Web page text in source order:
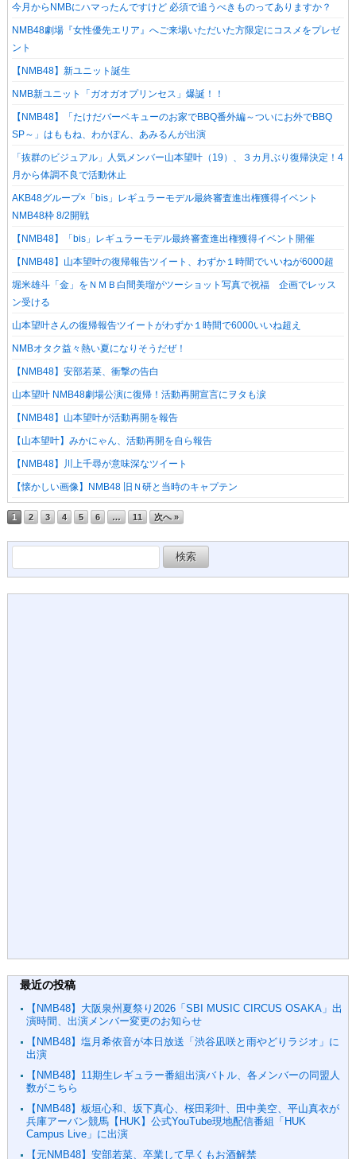
今月からNMBにハマったんですけど 必須で追うべきものってありますか？
NMB48劇場『女性優先エリア』へご来場いただいた方限定にコスメをプレゼ
ント
【NMB48】新ユニット誕生
NMB新ユニット「ガオガオプリンセス」爆誕！！
【NMB48】「たけだバーベキューのお家でBBQ番外編～ついにお外でBBQ
SP～」はももね、わかぽん、あみるんが出演
「抜群のビジュアル」人気メンバー山本望叶（19）、３カ月ぶり復帰決定！4
月から体調不良で活動休止
AKB48グループ×「bis」レギュラーモデル最終審査進出権獲得イベント
NMB48枠 8/2開戦
【NMB48】「bis」レギュラーモデル最終審査進出権獲得イベント開催
【NMB48】山本望叶の復帰報告ツイート、わずか１時間でいいねが6000超
堀米雄斗「金」をＮＭＢ白間美瑠がツーショット写真で祝福 企画でレッス
ン受ける
山本望叶さんの復帰報告ツイートがわずか１時間で6000いいね超え
NMBオタク益々熱い夏になりそうだぜ！
【NMB48】安部若菜、衝撃の告白
山本望叶 NMB48劇場公演に復帰！活動再開宣言にヲタも涙
【NMB48】山本望叶が活動再開を報告
【山本望叶】みかにゃん、活動再開を自ら報告
【NMB48】川上千尋が意味深なツイート
【懐かしい画像】NMB48 旧Ｎ研と当時のキャプテン
1 2 3 4 5 6 … 11 次へ »
索:
最近の投稿
【NMB48】大阪泉州夏祭り2026「SBI MUSIC CIRCUS OSAKA」出
演時間、出演メンバー変更のお知らせ
【NMB48】塩月希依音が本日放送「渋谷凪咲と雨やどりラジオ」に
出演
【NMB48】11期生レギュラー番組出演バトル、各メンバーの同盟人
数がこちら
【NMB48】板垣心和、坂下真心、桜田彩叶、田中美空、平山真衣が
兵庫アーバン競馬【HUK】公式YouTube現地配信番組「HUK
Campus Live」に出演
【元NMB48】安部若菜、卒業して早くもお酒解禁